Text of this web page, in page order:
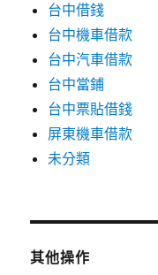
台中借錢
台中機車借款
台中汽車借款
台中當鋪
台中票貼借錢
屏東機車借款
未分類
其他操作